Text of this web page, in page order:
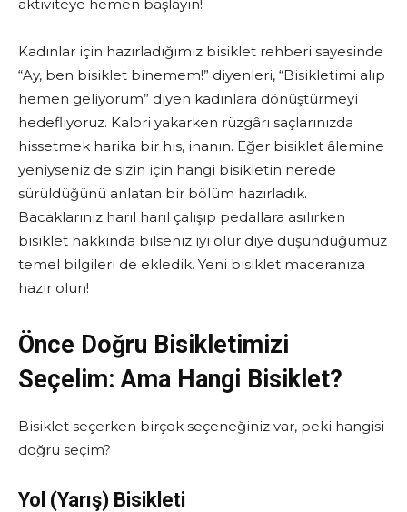
aktiviteye hemen başlayın!
Kadınlar için hazırladığımız bisiklet rehberi sayesinde
“Ay, ben bisiklet binemem!” diyenleri, “Bisikletimi alıp
hemen geliyorum” diyen kadınlara dönüştürmeyi
hedefliyoruz. Kalori yakarken rüzgârı saçlarınızda
hissetmek harika bir his, inanın. Eğer bisiklet âlemine
yeniyseniz de sizin için hangi bisikletin nerede
sürüldüğünü anlatan bir bölüm hazırladık.
Bacaklarınız harıl harıl çalışıp pedallara asılırken
bisiklet hakkında bilseniz iyi olur diye düşündüğümüz
temel bilgileri de ekledik. Yeni bisiklet maceranıza
hazır olun!
Önce Doğru Bisikletimizi
Seçelim:Ama Hangi Bisiklet?
Bisiklet seçerken birçok seçeneğiniz var, peki hangisi
doğru seçim?
Yol (Yarış) Bisikleti